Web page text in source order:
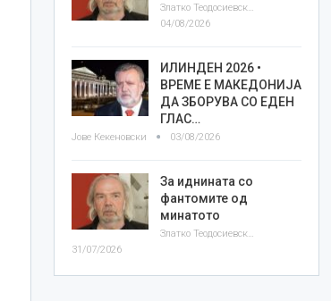
Златко Теодосиевски
04/08/2026
ИЛИНДЕН 2026 •
ВРЕМЕ Е МАКЕДОНИЈА
ДА ЗБОРУВА СО ЕДЕН
ГЛАС…
Јове Кекеновски 03/08/2026
За иднината со
фантомите од
минатото
Златко Теодосиевски
31/07/2026